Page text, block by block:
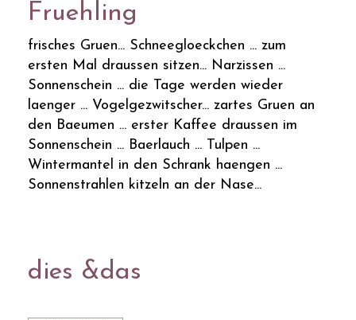
Fruehling
frisches Gruen... Schneegloeckchen ... zum
ersten Mal draussen sitzen... Narzissen ...
Sonnenschein ... die Tage werden wieder
laenger ... Vogelgezwitscher... zartes Gruen an
den Baeumen ... erster Kaffee draussen im
Sonnenschein ... Baerlauch ... Tulpen ...
Wintermantel in den Schrank haengen ...
Sonnenstrahlen kitzeln an der Nase...
dies &das